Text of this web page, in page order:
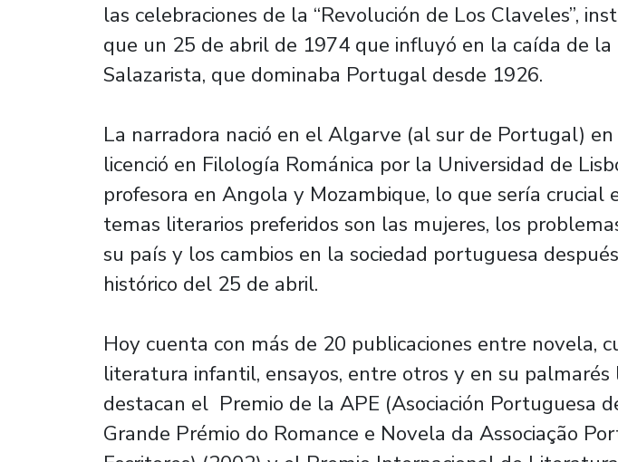
las celebraciones de la “Revolución de Los Claveles”,
que un 25 de abril de 1974 que influyó en la caída de la
Salazarista, que dominaba Portugal desde 1926.
La narradora nació en el Algarve (al sur de Portugal) en
licenció en Filología Románica por la Universidad de
profesora en Angola y Mozambique, lo que sería crucial
temas literarios preferidos son las mujeres, los
su país y los cambios en la sociedad portuguesa
histórico del 25 de abril.
Hoy cuenta con más de 20 publicaciones entre novela,
literatura infantil, ensayos, entre otros y en su palmarés
destacan el Premio de la APE (Asociación Portuguesa
Grande Prémio do Romance e Novela da Associação